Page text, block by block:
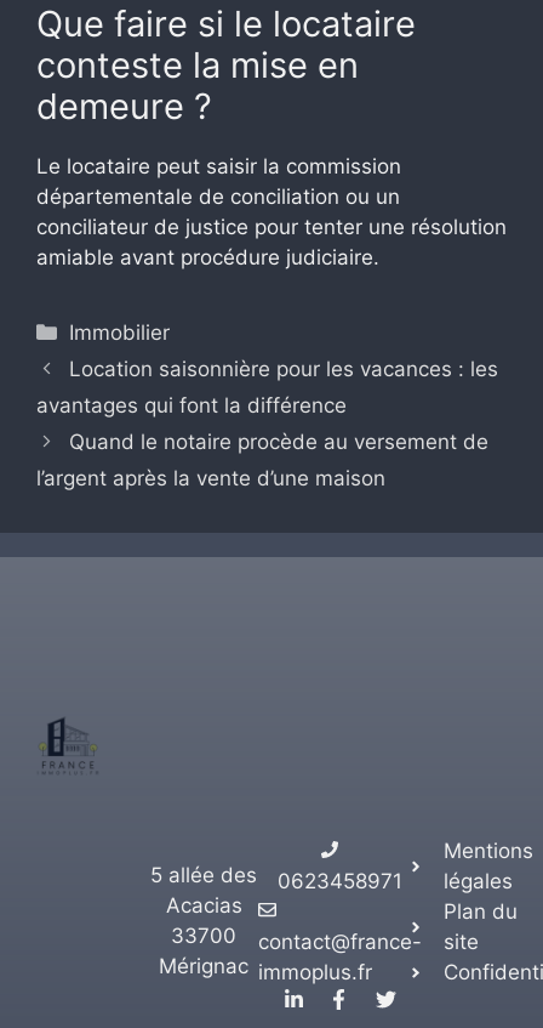
Que faire si le locataire
conteste la mise en
demeure ?
Le locataire peut saisir la commission
départementale de conciliation ou un
conciliateur de justice pour tenter une résolution
amiable avant procédure judiciaire.
Catégories
Immobilier
Location saisonnière pour les vacances : les
avantages qui font la différence
Quand le notaire procède au versement de
l’argent après la vente d’une maison
5 allée des
Acacias
33700
Mérignac
0623458971
contact@france-
immoplus.fr
Mentions
légales
Plan du
site